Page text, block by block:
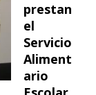
prestan
el
Servicio
Aliment
ario